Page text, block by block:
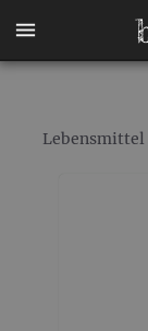
Lebensmittel